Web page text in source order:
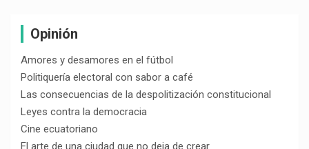
Opinión
Amores y desamores en el fútbol
Politiquería electoral con sabor a café
Las consecuencias de la despolitización constitucional
Leyes contra la democracia
Cine ecuatoriano
El arte de una ciudad que no deja de crear